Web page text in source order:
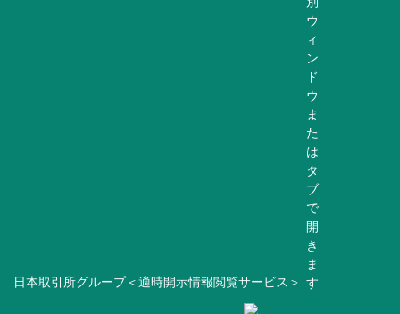
日本取引所グループ＜適時開示情報閲覧サービス＞